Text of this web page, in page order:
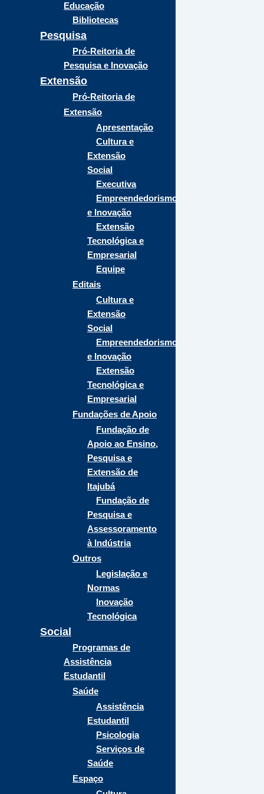
Educação
Bibliotecas
Pesquisa
Pró-Reitoria de
Pesquisa e Inovação
Extensão
Pró-Reitoria de
Extensão
Apresentação
Cultura e
Extensão
Social
Executiva
Empreendedorismo
e Inovação
Extensão
Tecnológica e
Empresarial
Equipe
Editais
Cultura e
Extensão
Social
Empreendedorismo
e Inovação
Extensão
Tecnológica e
Empresarial
Fundações de Apoio
Fundação de
Apoio ao Ensino,
Pesquisa e
Extensão de
Itajubá
Fundação de
Pesquisa e
Assessoramento
à Indústria
Outros
Legislação e
Normas
Inovação
Tecnológica
Social
Programas de
Assistência
Estudantil
Saúde
Assistência
Estudantil
Psicologia
Serviços de
Saúde
Espaço